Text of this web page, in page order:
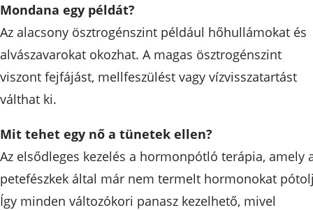
Mondana egy példát?
Az alacsony ösztrogénszint például hőhullámokat és
alvászavarokat okozhat. A magas ösztrogénszint
viszont fejfájást, mellfeszülést vagy vízvisszatartást
válthat ki.
Mit tehet egy nő a tünetek ellen?
Az elsődleges kezelés a hormonpótló terápia, amely
petefészkek által már nem termelt hormonokat
Így minden változókori panasz kezelhető, mivel